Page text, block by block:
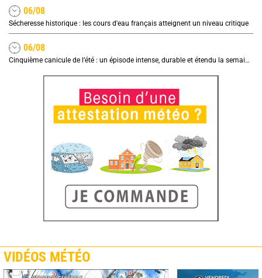
06/08
Sécheresse historique : les cours d'eau français atteignent un niveau critique
06/08
Cinquième canicule de l’été : un épisode intense, durable et étendu la semaine prochaine
VIDÉOS MÉTÉO